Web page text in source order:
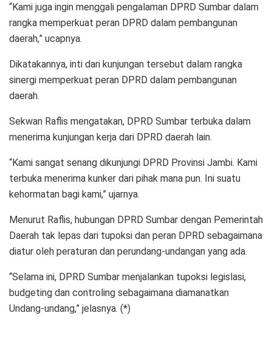
“Kami juga ingin menggali pengalaman DPRD Sumbar dalam
rangka memperkuat peran DPRD dalam pembangunan
daerah,” ucapnya.
Dikatakannya, inti dari kunjungan tersebut dalam rangka
sinergi memperkuat peran DPRD dalam pembangunan
daerah.
Sekwan Raflis mengatakan, DPRD Sumbar terbuka dalam
menerima kunjungan kerja dari DPRD daerah lain.
“Kami sangat senang dikunjungi DPRD Provinsi Jambi. Kami
terbuka menerima kunker dari pihak mana pun. Ini suatu
kehormatan bagi kami,” ujarnya.
Menurut Raflis, hubungan DPRD Sumbar dengan Pemerintah
Daerah tak lepas dari tupoksi dan peran DPRD sebagaimana
diatur oleh peraturan dan perundang-undangan yang ada.
“Selama ini, DPRD Sumbar menjalankan tupoksi legislasi,
budgeting dan controling sebagaimana diamanatkan
Undang-undang,” jelasnya. (*)